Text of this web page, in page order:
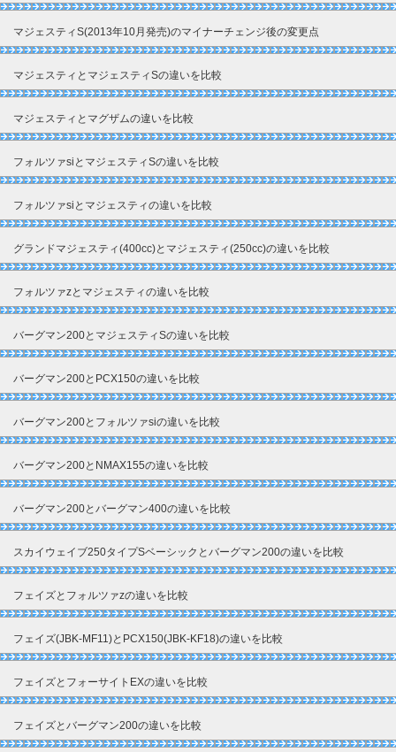
マジェスティS(2013年10月発売)のマイナーチェンジ後の変更点
マジェスティとマジェスティSの違いを比較
マジェスティとマグザムの違いを比較
フォルツァsiとマジェスティSの違いを比較
フォルツァsiとマジェスティの違いを比較
グランドマジェスティ(400cc)とマジェスティ(250cc)の違いを比較
フォルツァzとマジェスティの違いを比較
バーグマン200とマジェスティSの違いを比較
バーグマン200とPCX150の違いを比較
バーグマン200とフォルツァsiの違いを比較
バーグマン200とNMAX155の違いを比較
バーグマン200とバーグマン400の違いを比較
スカイウェイブ250タイプSベーシックとバーグマン200の違いを比較
フェイズとフォルツァzの違いを比較
フェイズ(JBK-MF11)とPCX150(JBK-KF18)の違いを比較
フェイズとフォーサイトEXの違いを比較
フェイズとバーグマン200の違いを比較